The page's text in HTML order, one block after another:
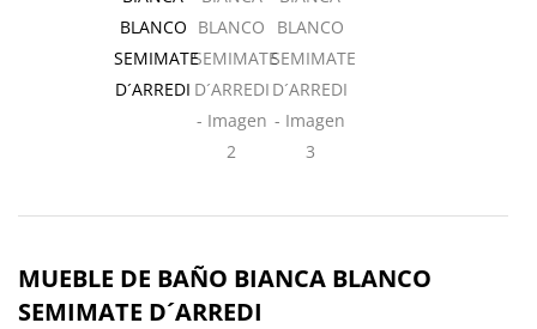
MUEBLE DE BAÑO BIANCA BLANCO
SEMIMATE D´ARREDI